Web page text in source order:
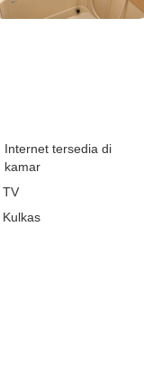
Internet tersedia di
kamar
TV
Kulkas